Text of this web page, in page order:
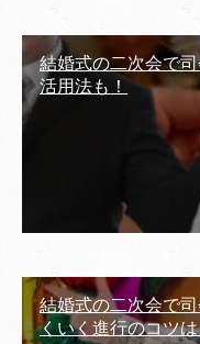
結婚式の二次会で
活用法も！
結婚式の二次会で
くいく進行のコツ